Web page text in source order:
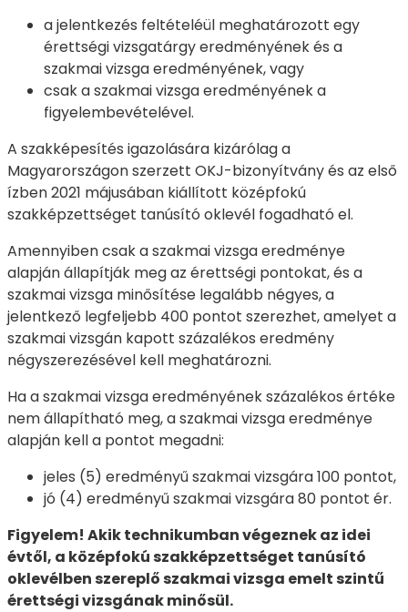
a jelentkezés feltételéül meghatározott egy
érettségi vizsgatárgy eredményének és a
szakmai vizsga eredményének, vagy
csak a szakmai vizsga eredményének a
figyelembevételével.
A szakképesítés igazolására kizárólag a
Magyarországon szerzett OKJ-bizonyítvány és az első
ízben 2021 májusában kiállított középfokú
szakképzettséget tanúsító oklevél fogadható el.
Amennyiben csak a szakmai vizsga eredménye
alapján állapítják meg az érettségi pontokat, és a
szakmai vizsga minősítése legalább négyes, a
jelentkező legfeljebb 400 pontot szerezhet, amelyet a
szakmai vizsgán kapott százalékos eredmény
négyszerezésével kell meghatározni.
Ha a szakmai vizsga eredményének százalékos értéke
nem állapítható meg, a szakmai vizsga eredménye
alapján kell a pontot megadni:
jeles (5) eredményű szakmai vizsgára 100 pontot,
jó (4) eredményű szakmai vizsgára 80 pontot ér.
Figyelem! Akik technikumban végeznek az idei
évtől, a középfokú szakképzettséget tanúsító
oklevélben szereplő szakmai vizsga emelt szintű
érettségi vizsgának minősül.